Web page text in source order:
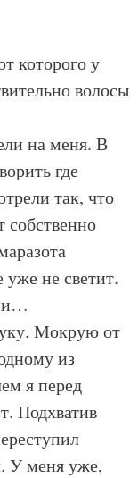
которого у
волосы
на меня. В
где
так, что
собственно
не светит.
и…
Мокрую от
из
я перед
Подхватив
У меня уже,